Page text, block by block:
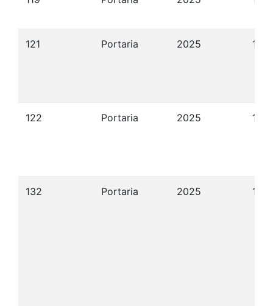
121 Portaria 2025 18/
122 Portaria 2025 19/
132 Portaria 2025 11/